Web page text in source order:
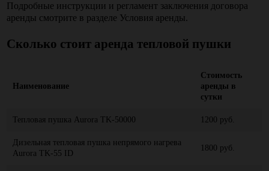
Подробные инструкции и регламент заключения договора
аренды смотрите в разделе Условия аренды.
Сколько стоит аренда тепловой пушки
Наименование
Стоимость
аренды в
сутки
Тепловая пушка Aurora TK-50000 1200 руб.
Дизельная тепловая пушка непрямого нагрева
Aurora TK-55 ID
1800 руб.